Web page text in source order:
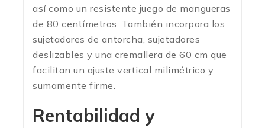
así como un resistente juego de mangueras
de 80 centímetros. También incorpora los
sujetadores de antorcha, sujetadores
deslizables y una cremallera de 60 cm que
facilitan un ajuste vertical milimétrico y
sumamente firme.
Rentabilidad y